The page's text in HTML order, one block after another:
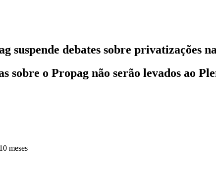
suspende debates sobre privatizações
sobre o Propag não serão levados ao
meses